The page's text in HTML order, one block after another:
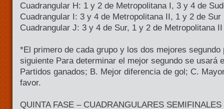
Cuadrangular H: 1 y 2 de Metropolitana I, 3 y 4 de
Cuadrangular I: 3 y 4 de Metropolitana II, 1 y 2 de Sur
Cuadrangular J: 3 y 4 de Sur, 1 y 2 de Metropolitana II
*El primero de cada grupo y los dos mejores segundo
siguiente Para determinar el mejor segundo se usará
Partidos ganados; B. Mejor diferencia de gol; C.
favor.
QUINTA FASE – CUADRANGULARES